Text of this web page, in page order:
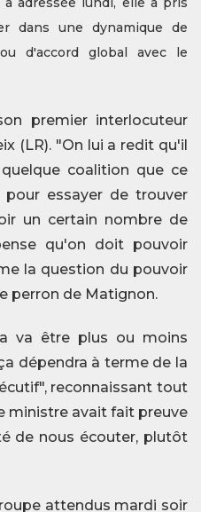
dans une dynamique de
d'accord global avec le
premier interlocuteur
(LR). "On lui a redit qu'il
coalition que ce
essayer de trouver
un certain nombre de
qu'on doit pouvoir
la question du pouvoir
perron de Matignon.
va être plus ou moins
dépendra à terme de la
reconnaissant tout
ministre avait fait preuve
de nous écouter, plutôt
attendus mardi soir